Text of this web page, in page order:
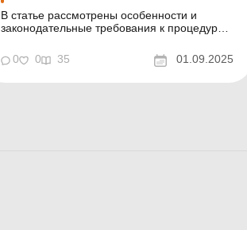
В статье рассмотрены особенности и
законодательные требования к процедуре
Бюджет № 35 от 2 сентября 2025 года Для
более эффективной работы коммунальных
0 0 35 01.09.2025